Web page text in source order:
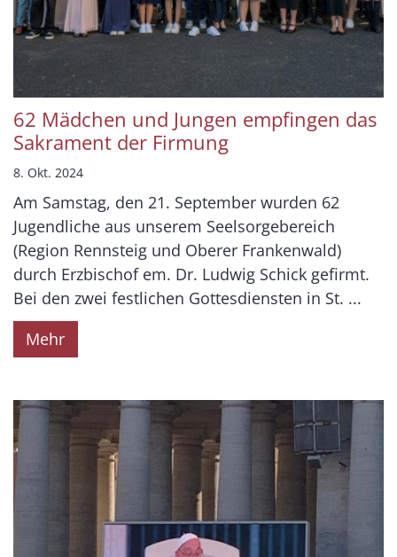
62 Mädchen und Jungen empfingen das
Sakrament der Firmung
8. Okt. 2024
Am Samstag, den 21. September wurden 62
Jugendliche aus unserem Seelsorgebereich
(Region Rennsteig und Oberer Frankenwald)
durch Erzbischof em. Dr. Ludwig Schick gefirmt.
Bei den zwei festlichen Gottesdiensten in St. ...
Mehr